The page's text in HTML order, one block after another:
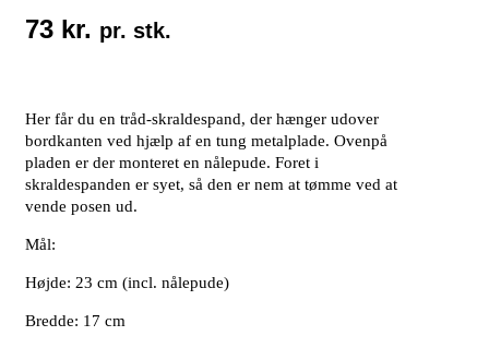
73 kr. pr. stk.
Her får du en tråd-skraldespand, der hænger udover
bordkanten ved hjælp af en tung metalplade. Ovenpå
pladen er der monteret en nålepude. Foret i
skraldespanden er syet, så den er nem at tømme ved at
vende posen ud.
Mål:
Højde: 23 cm (incl. nålepude)
Bredde: 17 cm